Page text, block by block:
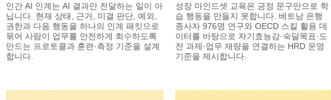
인간 AI 인계는 AI 결과만 전달하는 일이 아
닙니다. 현재 상태, 근거, 미결 판단, 예외,
권한과 다음 행동을 하나의 인계 패킷으로
묶어 사람이 업무를 안전하게 회수하도록
만드는 프로토콜과 훈련·측정 기준을 설계
합니다.
성장 마인드셋 교육은 긍정 문구만으로 학
습 행동을 만들지 못합니다. 베트남 은행
종사자 976명 연구와 OECD 스킬 활용 데
이터를 바탕으로 자기효능감·숙달목표·도
전 과제·업무 재량을 연결하는 HRD 운영
기준을 제시합니다.